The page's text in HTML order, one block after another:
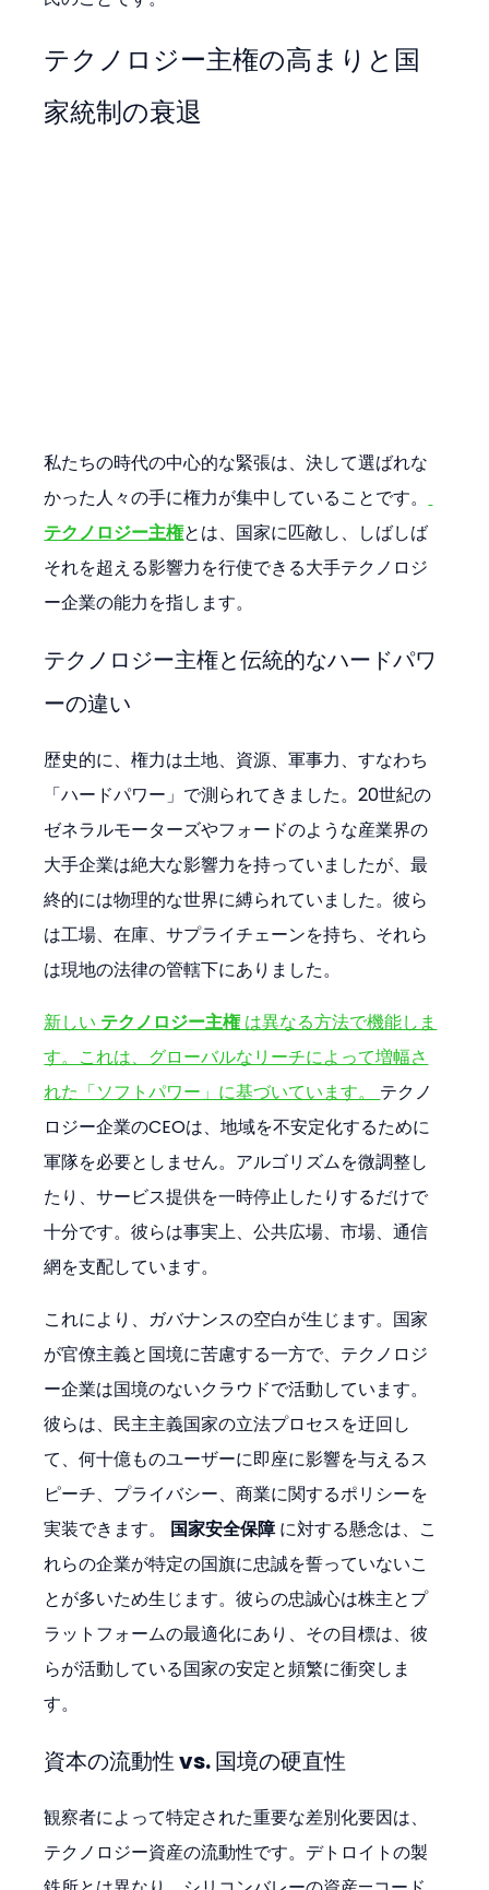
テクノロジー主権の高まりと国
家統制の衰退
私たちの時代の中心的な緊張は、決して選ばれな
かった人々の手に権力が集中していることです。
テクノロジー主権とは、国家に匹敵し、しばしば
それを超える影響力を行使できる大手テクノロジ
ー企業の能力を指します。
テクノロジー主権と伝統的なハードパワ
ーの違い
歴史的に、権力は土地、資源、軍事力、すなわち
「ハードパワー」で測られてきました。20世紀の
ゼネラルモーターズやフォードのような産業界の
大手企業は絶大な影響力を持っていましたが、最
終的には物理的な世界に縛られていました。彼ら
は工場、在庫、サプライチェーンを持ち、それら
は現地の法律の管轄下にありました。
新しい テクノロジー主権 は異なる方法で機能しま
す。これは、グローバルなリーチによって増幅さ
れた「ソフトパワー」に基づいています。 テクノ
ロジー企業のCEOは、地域を不安定化するために
軍隊を必要としません。アルゴリズムを微調整し
たり、サービス提供を一時停止したりするだけで
十分です。彼らは事実上、公共広場、市場、通信
網を支配しています。
これにより、ガバナンスの空白が生じます。国家
が官僚主義と国境に苦慮する一方で、テクノロジ
ー企業は国境のないクラウドで活動しています。
彼らは、民主主義国家の立法プロセスを迂回し
て、何十億ものユーザーに即座に影響を与えるス
ピーチ、プライバシー、商業に関するポリシーを
実装できます。 国家安全保障 に対する懸念は、こ
れらの企業が特定の国旗に忠誠を誓っていないこ
とが多いため生じます。彼らの忠誠心は株主とプ
ラットフォームの最適化にあり、その目標は、彼
らが活動している国家の安定と頻繁に衝突しま
す。
資本の流動性 vs. 国境の硬直性
観察者によって特定された重要な差別化要因は、
テクノロジー資産の流動性です。デトロイトの製